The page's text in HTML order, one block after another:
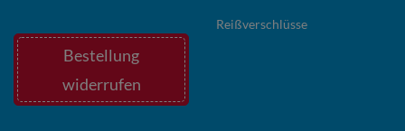
Bestellung
widerrufen
Reißverschlüsse